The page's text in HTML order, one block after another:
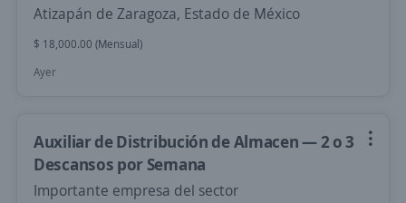
Atizapán de Zaragoza, Estado de México
$ 18,000.00 (Mensual)
Ayer
Auxiliar de Distribución de Almacen — 2 o 3
Descansos por Semana
Importante empresa del sector